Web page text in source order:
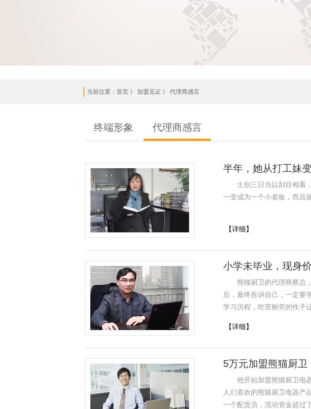
当前位置： 首页》 加盟见证 》 代理商感言
终端形象 代理商感言
半年，她从打工妹
士别三日当以刮目相看
一变成为一个小老板，而且
【详细】
小学未毕业，现身
熊猫厨卫的代理商蔡总
后，最终告诉自己，一定要
学习历程，吃苦耐劳的性子
【详细】
5万元加盟熊猫厨卫
他开始加盟熊猫厨卫电
人们喜欢的熊猫厨卫电器产
一个配货员，流动资金超过